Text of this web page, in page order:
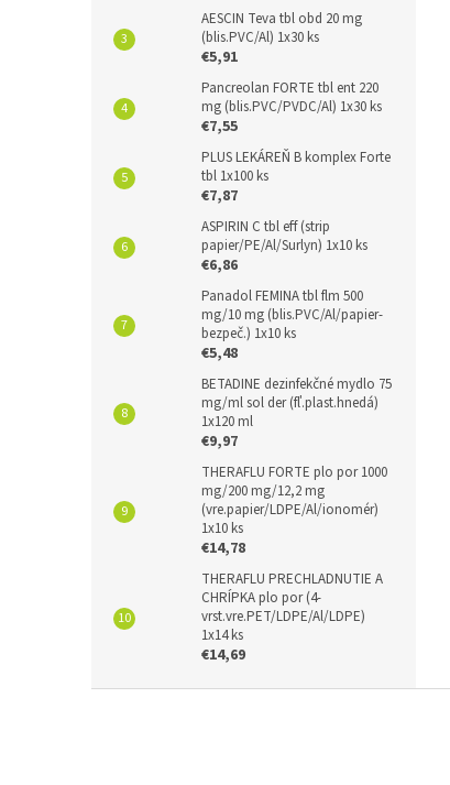
AESCIN Teva tbl obd 20 mg
(blis.PVC/Al) 1x30 ks
€5,91
Pancreolan FORTE tbl ent 220
mg (blis.PVC/PVDC/Al) 1x30 ks
€7,55
PLUS LEKÁREŇ B komplex Forte
tbl 1x100 ks
€7,87
ASPIRIN C tbl eff (strip
papier/PE/Al/Surlyn) 1x10 ks
€6,86
Panadol FEMINA tbl flm 500
mg/10 mg (blis.PVC/Al/papier-
bezpeč.) 1x10 ks
€5,48
BETADINE dezinfekčné mydlo 75
mg/ml sol der (fľ.plast.hnedá)
1x120 ml
€9,97
THERAFLU FORTE plo por 1000
mg/200 mg/12,2 mg
(vre.papier/LDPE/Al/ionomér)
1x10 ks
€14,78
THERAFLU PRECHLADNUTIE A
CHRÍPKA plo por (4-
vrst.vre.PET/LDPE/Al/LDPE)
1x14 ks
€14,69